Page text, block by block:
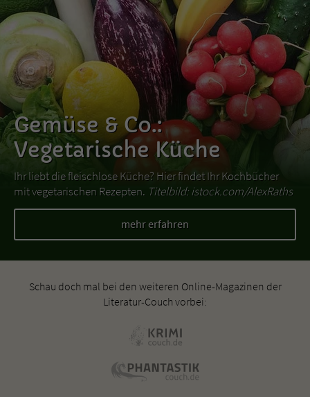
Gemüse & Co.:
Vegetarische Küche
Ihr liebt die fleischlose Küche? Hier findet Ihr Kochbücher
mit vegetarischen Rezepten. Titelbild: istock.com/AlexRaths
mehr erfahren
Schau doch mal bei den weiteren Online-Magazinen der
Literatur-Couch vorbei: